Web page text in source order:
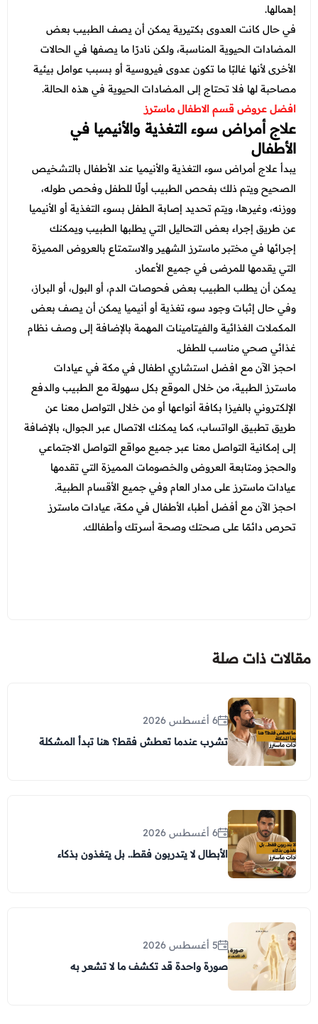
إهمالها.
في حال كانت العدوى بكتيرية يمكن أن يصف الطبيب بعض
المضادات الحيوية المناسبة، ولكن نادرًا ما يصفها في الحالات
الأخرى لأنها غالبًا ما تكون عدوى فيروسية أو بسبب عوامل بيئية
مصاحبة لها فلا تحتاج إلى المضادات الحيوية في هذه الحالة.
افضل عروض قسم الاطفال ماسترز
علاج أمراض سوء التغذية والأنيميا في
الأطفال
يبدأ علاج أمراض سوء التغذية والأنيميا عند الأطفال بالتشخيص
الصحيح ويتم ذلك بفحص الطبيب أولًا للطفل وفحص طوله،
ووزنه، وغيرها، ويتم تحديد إصابة الطفل بسوء التغذية أو الأنيميا
عن طريق إجراء بعض التحاليل التي يطلبها الطبيب ويمكنك
إجرائها في مختبر ماسترز الشهير والاستمتاع بالعروض المميزة
التي يقدمها للمرضى في جميع الأعمار.
يمكن أن يطلب الطبيب بعض فحوصات الدم، أو البول، أو البراز،
وفي حال إثبات وجود سوء تغذية أو أنيميا يمكن أن يصف بعض
المكملات الغذائية والفيتامينات المهمة بالإضافة إلى وصف نظام
غذائي صحي مناسب للطفل.
احجز الآن مع افضل استشاري اطفال في مكة في عيادات
ماسترز الطبية، من خلال الموقع بكل سهولة مع الطبيب والدفع
الإلكتروني بالفيزا بكافة أنواعها أو من خلال التواصل معنا عن
طريق تطبيق الواتساب، كما يمكنك الاتصال عبر الجوال، بالإضافة
إلى إمكانية التواصل معنا عبر جميع مواقع التواصل الاجتماعي
والحجز ومتابعة العروض والخصومات المميزة التي تقدمها
عيادات ماسترز على مدار العام وفي جميع الأقسام الطبية.
احجز الآن مع أفضل أطباء الأطفال في مكة، عيادات ماسترز
تحرص دائمًا على صحتك وصحة أسرتك وأطفالك.
مقالات ذات صلة
6 أغسطس 2026
تشرب عندما تعطش فقط؟ هنا تبدأ المشكلة
6 أغسطس 2026
الأبطال لا يتدربون فقط.. بل يتغذون بذكاء
5 أغسطس 2026
صورة واحدة قد تكشف ما لا تشعر به